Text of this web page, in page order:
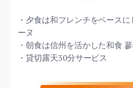
・夕食は和フレンチをベース
ーヌ
・朝食は信州を活かした和食
・貸切露天30分サービス